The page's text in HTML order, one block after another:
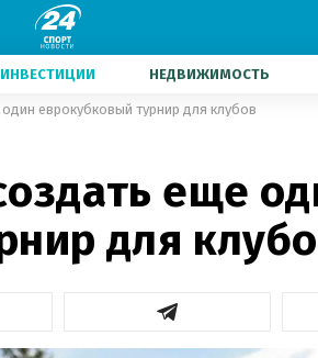
ИНВЕСТИЦИИ НЕДВИЖИМОСТЬ
еврокубковый турнир для клубов
еще
для